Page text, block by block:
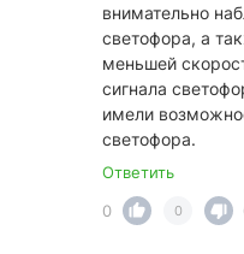
внимательно
светофора, а
меньшей
сигнала
имели
светофора.
Ответить
0
0